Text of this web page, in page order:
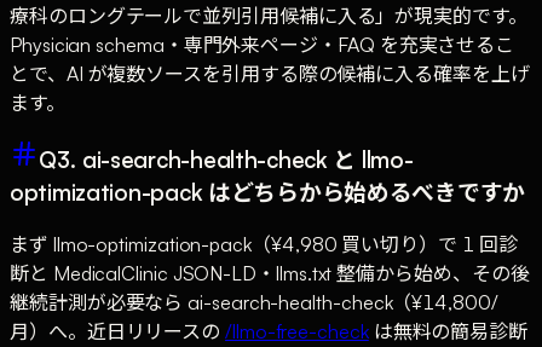
療科のロングテールで並列引用候補に入る」が現実的です。
Physician schema・専門外来ページ・FAQ を充実させるこ
とで、AI が複数ソースを引用する際の候補に入る確率を上げ
ます。
Q3. ai-search-health-check と llmo-
optimization-pack はどちらから始めるべきですか
まず llmo-optimization-pack（¥4,980 買い切り）で 1 回診
断と MedicalClinic JSON-LD・llms.txt 整備から始め、その後
継続計測が必要なら ai-search-health-check（¥14,800/
月）へ。近日リリースの/llmo-free-checkは無料の簡易診断